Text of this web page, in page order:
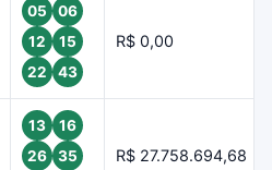
05
06
12
15
22
43
R$ 0,00
13
16
26
35
R$ 27.758.694,68